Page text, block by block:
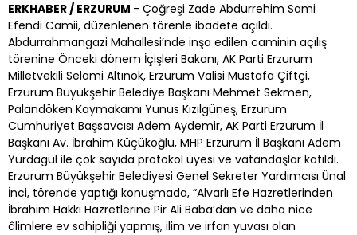
ERKHABER / ERZURUM - Çoğreşi Zade Abdurrehim Sami
Efendi Camii, düzenlenen törenle ibadete açıldı.
Abdurrahmangazi Mahallesi’nde inşa edilen caminin açılış
törenine Önceki dönem İçişleri Bakanı, AK Parti Erzurum
Milletvekili Selami Altınok, Erzurum Valisi Mustafa Çiftçi,
Erzurum Büyükşehir Belediye Başkanı Mehmet Sekmen,
Palandöken Kaymakamı Yunus Kızılgüneş, Erzurum
Cumhuriyet Başsavcısı Adem Aydemir, AK Parti Erzurum İl
Başkanı Av. İbrahim Küçükoğlu, MHP Erzurum İl Başkanı Adem
Yurdagül ile çok sayıda protokol üyesi ve vatandaşlar katıldı.
Erzurum Büyükşehir Belediyesi Genel Sekreter Yardımcısı Ünal
İnci, törende yaptığı konuşmada, “Alvarlı Efe Hazretlerinden
İbrahim Hakkı Hazretlerine Pir Ali Baba’dan ve daha nice
âlimlere ev sahipliği yapmış, ilim ve irfan yuvası olan